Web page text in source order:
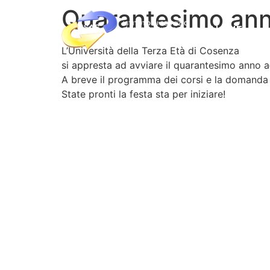
HOME
Quarantesimo
L’Università della Terza Età di Cosenza
si appresta ad avviare il quarantesimo anno
A breve il programma dei corsi e la
State pronti la festa sta per iniziare!